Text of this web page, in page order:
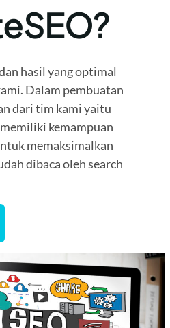
hasil yang optimal
Dalam pembuatan
dari tim kami yaitu
kemampuan
memaksimalkan
dibaca oleh search